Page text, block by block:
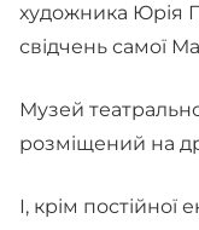
художника Юрія
свідчень самої
Музей
розміщений на
І, крім постійної